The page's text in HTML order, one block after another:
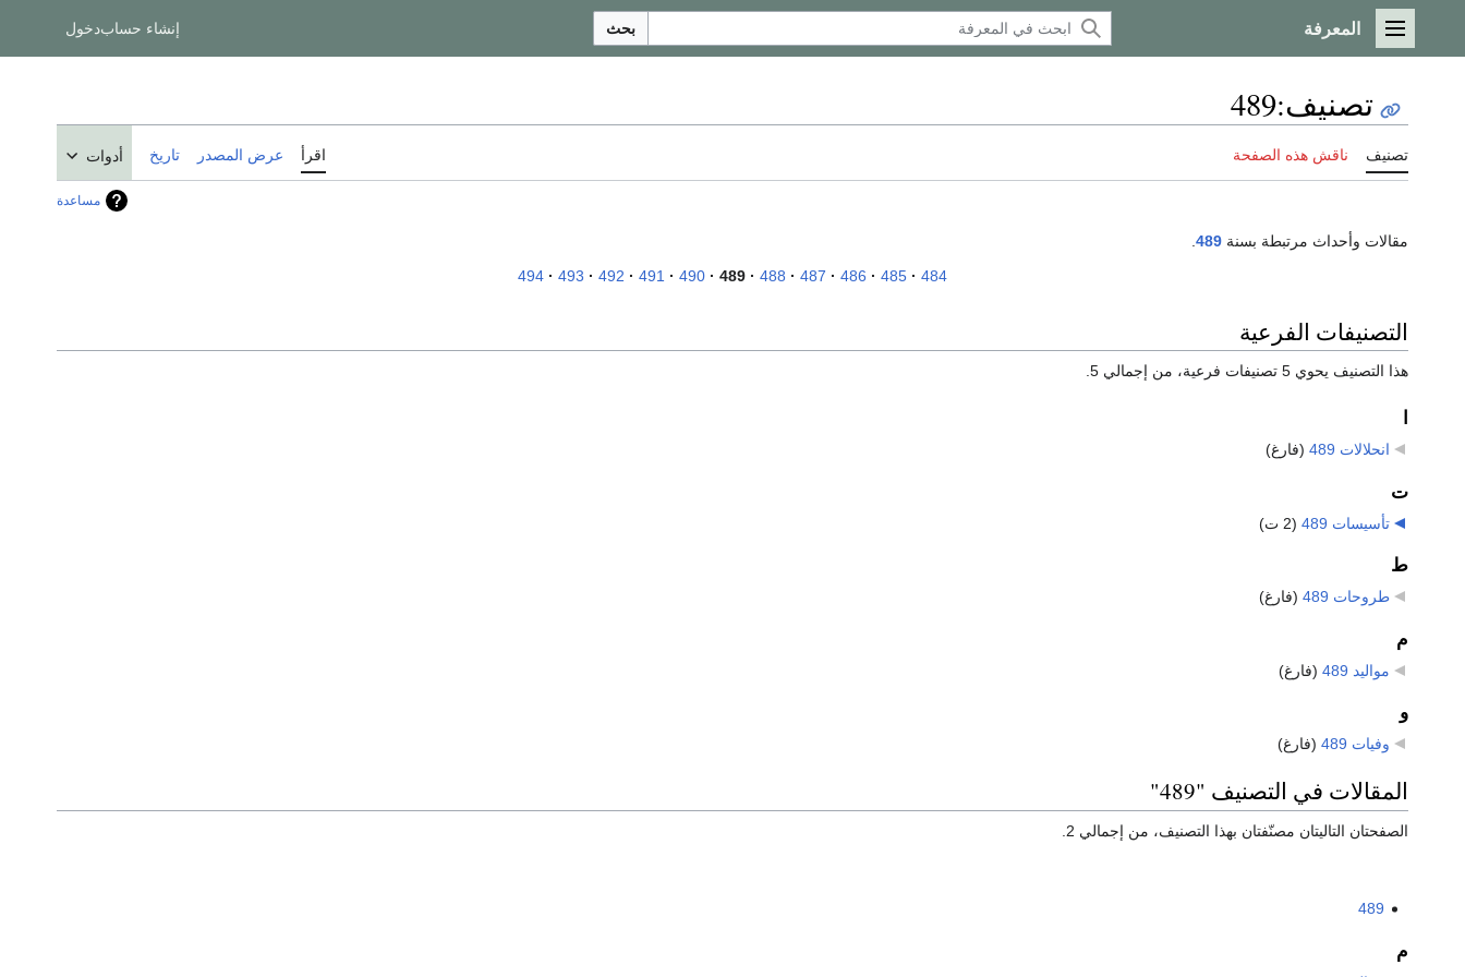
القائمة الرئيسية
المعرفة بحث إنشاء حسابدخول
تصنيف:
489
تصنيف ناقش هذه الصفحة اقرأ عرض المصدر تاريخ أدوات
مساعدة
مقالات وأحداث مرتبطة بسنة 489
484
485
486
487
488
489
490
491
492
493
494
التصنيفات الفرعية
هذا التصنيف يحوي 5 تصنيفات فرعية، من إجمالي 5.
انحلالات 489 (فارغ)
ت
تأسيسات 489 (2 ت)
ط
طروحات 489 (فارغ)
م
مواليد 489 (فارغ)
و
وفيات 489 (فارغ)
المقالات في التصنيف "489"
الصفحتان التاليتان مصنّفتان بهذا التصنيف، من إجمالي 2.
489
م